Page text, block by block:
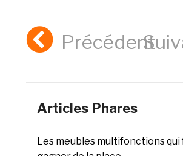
Précédent
Articles Phares
Les meubles multifonctions